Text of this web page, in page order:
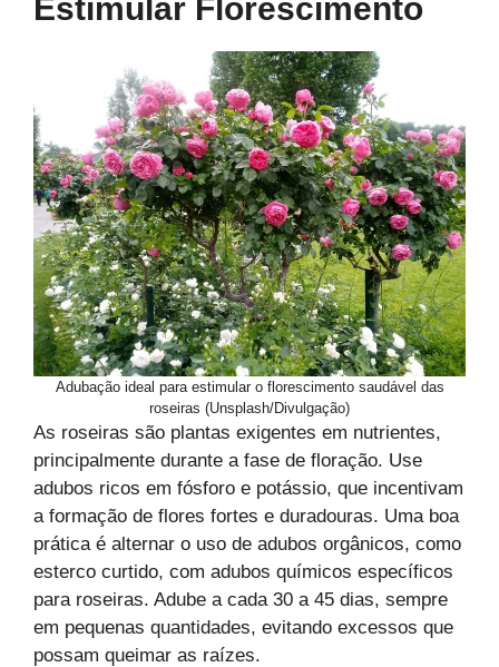
Estimular Florescimento
Adubação ideal para estimular o florescimento saudável das
roseiras (Unsplash/Divulgação)
As roseiras são plantas exigentes em nutrientes,
principalmente durante a fase de floração. Use
adubos ricos em fósforo e potássio, que incentivam
a formação de flores fortes e duradouras. Uma boa
prática é alternar o uso de adubos orgânicos, como
esterco curtido, com adubos químicos específicos
para roseiras. Adube a cada 30 a 45 dias, sempre
em pequenas quantidades, evitando excessos que
possam queimar as raízes.